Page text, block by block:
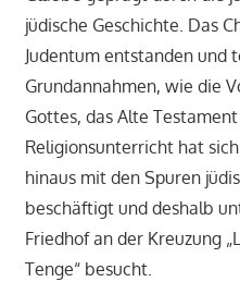
jüdische Geschichte. Das
Judentum entstanden und
Grundannahmen, wie die
Gottes, das Alte
Religionsunterricht hat
hinaus mit den Spuren
beschäftigt und deshalb
Friedhof an der Kreuzung
Tenge“ besucht.